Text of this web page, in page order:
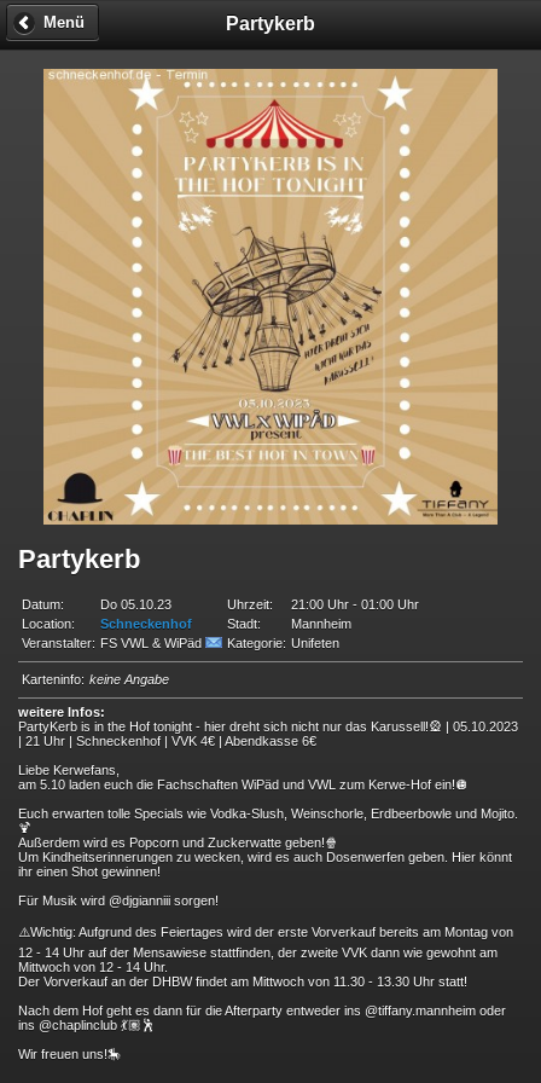
Partykerb
Menü
Partykerb
Datum: Do 05.10.23 Uhrzeit:
21:00 Uhr - 01:00 Uhr
Location:
Schneckenhof Stadt:
Mannheim
Veranstalter: FS VWL & WiPäd Kategorie: Unifeten
Karteninfo: keine Angabe
weitere Infos:
PartyKerb is in the Hof tonight - hier dreht sich nicht nur das Karussell!🎡 | 05.10.2023
| 21 Uhr | Schneckenhof | VVK 4€ | Abendkasse 6€
Liebe Kerwefans,
am 5.10 laden euch die Fachschaften WiPäd und VWL zum Kerwe-Hof ein!🪩
Euch erwarten tolle Specials wie Vodka-Slush, Weinschorle, Erdbeerbowle und Mojito.
🍹
Außerdem wird es Popcorn und Zuckerwatte geben!🍿
Um Kindheitserinnerungen zu wecken, wird es auch Dosenwerfen geben. Hier könnt
ihr einen Shot gewinnen!
Für Musik wird @djgianniii sorgen!
⚠️Wichtig: Aufgrund des Feiertages wird der erste Vorverkauf bereits am Montag von
12 - 14 Uhr auf der Mensawiese stattfinden, der zweite VVK dann wie gewohnt am
Mittwoch von 12 - 14 Uhr.
Der Vorverkauf an der DHBW findet am Mittwoch von 11.30 - 13.30 Uhr statt!
Nach dem Hof geht es dann für die Afterparty entweder ins @tiffany.mannheim oder
ins @chaplinclub 💃🏽🕺
Wir freuen uns!🎠